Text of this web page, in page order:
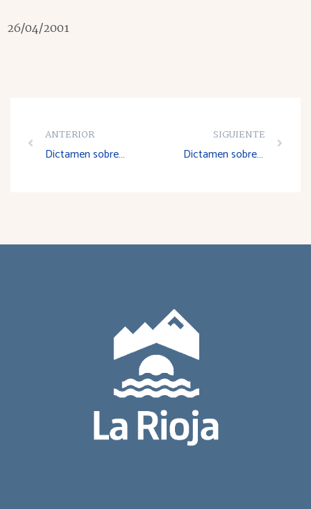
26/04/2001
ANTERIOR
Dictamen sobre el Proyecto de Ley de cooperativas de La Rioja
SIGUIENTE
Dictamen sobre el Anteproyecto de Ley sobre Drogodependencias y otras Adicciones